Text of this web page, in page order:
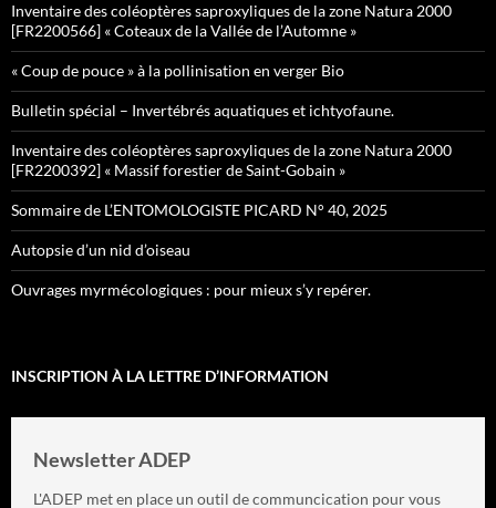
Inventaire des coléoptères saproxyliques de la zone Natura 2000
[FR2200566] « Coteaux de la Vallée de l’Automne »
« Coup de pouce » à la pollinisation en verger Bio
Bulletin spécial – Invertébrés aquatiques et ichtyofaune.
Inventaire des coléoptères saproxyliques de la zone Natura 2000
[FR2200392] « Massif forestier de Saint-Gobain »
Sommaire de L’ENTOMOLOGISTE PICARD N° 40, 2025
Autopsie d’un nid d’oiseau
Ouvrages myrmécologiques : pour mieux s’y repérer.
INSCRIPTION À LA LETTRE D’INFORMATION
Newsletter ADEP
L'ADEP met en place un outil de communcication pour vous